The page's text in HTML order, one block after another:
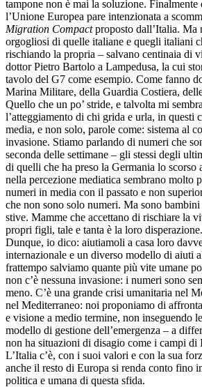
tampone non è mai la soluzione. Finalmente
l’Unione Europea pare intenzionata a
Migration Compactproposto dall’Italia. Ma
orgogliosi di quelle italiane e quegli italiani
rischiando la propria – salvano centinaia di
dottor Pietro Bartolo a Lampedusa, la cui
tavolo del G7 come esempio. Come fanno
Marina Militare, della Guardia Costiera,
Quello che un po’ stride, e talvolta mi
l’atteggiamento di chi grida e urla, in questi
media, e non solo, parole come: sistema al
invasione. Stiamo parlando di numeri che
seconda delle settimane – gli stessi degli
di quelli che ha preso la Germania lo scorso
nella percezione mediatica sembrano molto
numeri in media con il passato e non
che non sono solo numeri. Ma sono
stive. Mamme che accettano di rischiare la
propri figli, tale e tanta è la loro
Dunque, io dico: aiutiamoli a casa loro
internazionale e un diverso modello di aiuti
frattempo salviamo quante più vite umane
non c’è nessuna invasione: i numeri sono
meno. C’è una grande crisi umanitaria nel
nel Mediterraneo: noi proponiamo di
e visione a medio termine, non inseguendo
modello di gestione dell’emergenza – a
non ha situazioni di disagio come i campi di
L’Italia c’è, con i suoi valori e con la sua
anche il resto di Europa si renda conto fino
politica e umana di questa sfida.